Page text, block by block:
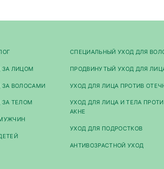
ЗА ЛИЦОМ
ЗА ВОЛОСАМИ
ЗА ТЕЛОМ
СПЕЦИАЛЬНЫЙ УХОД ДЛЯ
ПРОДВИНУТЫЙ УХОД ДЛЯ
УХОД ДЛЯ ЛИЦА ПРОТИВ
УХОД ДЛЯ ЛИЦА И ТЕЛА
АКНЕ
УХОД ДЛЯ ПОДРОСТКОВ
АНТИВОЗРАСТНОЙ УХОД